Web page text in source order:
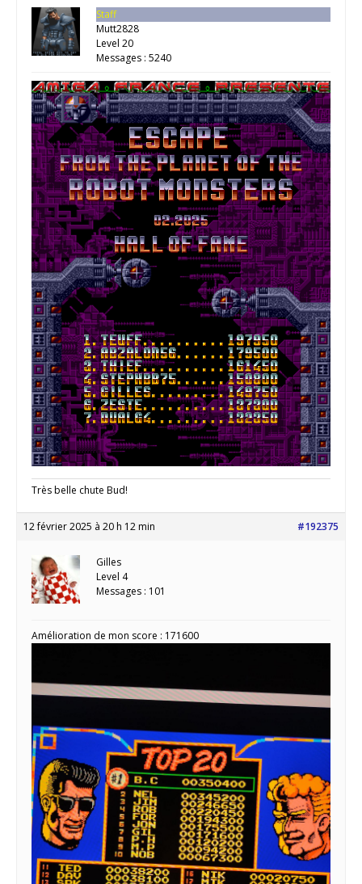
Staff
Mutt2828
Level 20
Messages : 5240
Très belle chute Bud!
12 février 2025 à 20 h 12 min #192375
Gilles
Level 4
Messages : 101
Amélioration de mon score : 171600